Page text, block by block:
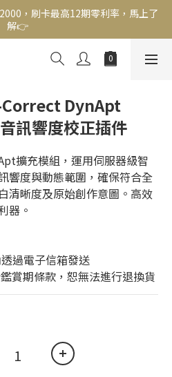
，刷卡最高12期零利率，馬上了
解👉
，刷卡最高12期零利率，馬上了
解👉
角零卡分期，輕鬆打包
解👉
Correct DynApt
訊響度校正插件
擴充模組，運用伺服器級智
響度與動態範圍，確保符合全
清晰度及原始創作意圖。高效
器。
過電子信箱發送
賞期條款，恕無法進行退換貨